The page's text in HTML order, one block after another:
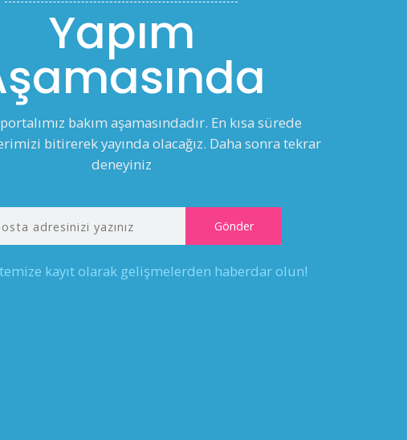
Yapım
bakım aşamasındadır. En kısa sürede
bitirerek yayında olacağız. Daha sonra tekrar
deneyiniz
kayıt olarak gelişmelerden haberdar olun!